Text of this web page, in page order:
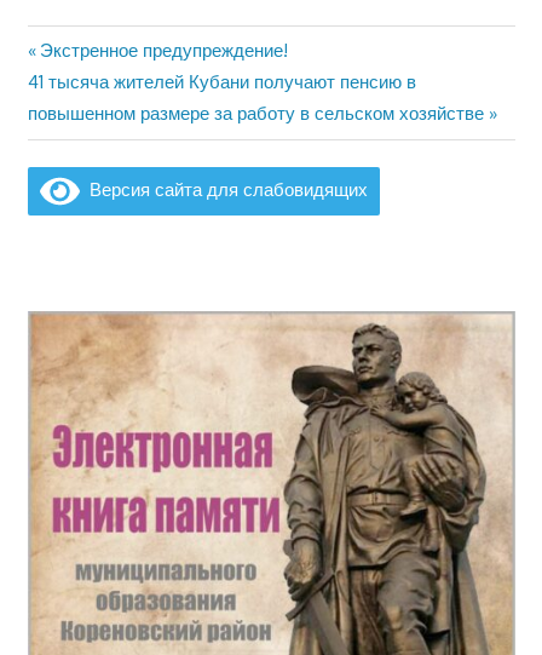
Навигация
по
записям
Предыдущая
запись:
Экстренное предупреждение!
Следующая
запись:
41 тысяча жителей Кубани получают пенсию в
повышенном размере за работу в сельском хозяйстве
Версия сайта для слабовидящих